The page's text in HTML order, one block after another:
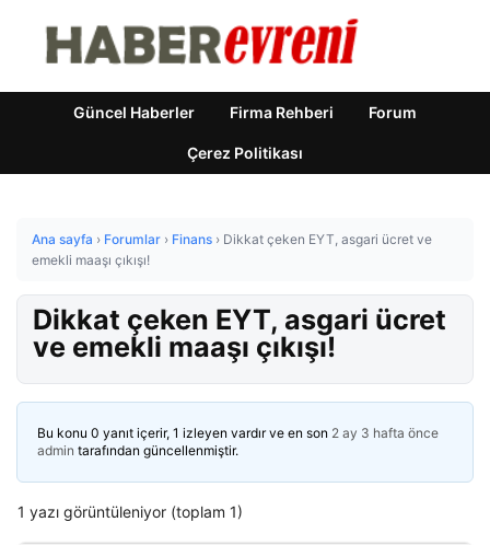
Güncel Haberler Firma Rehberi Forum
Çerez Politikası
Ana sayfa › Forumlar › Finans › Dikkat çeken EYT, asgari ücret ve
emekli maaşı çıkışı!
Dikkat çeken EYT, asgari ücret
ve emekli maaşı çıkışı!
Bu konu 0 yanıt içerir, 1 izleyen vardır ve en son 2 ay 3 hafta önce
admin tarafından güncellenmiştir.
1 yazı görüntüleniyor (toplam 1)